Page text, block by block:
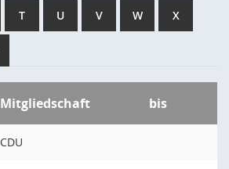
T U V W X
Mitgliedschaft bis
CDU